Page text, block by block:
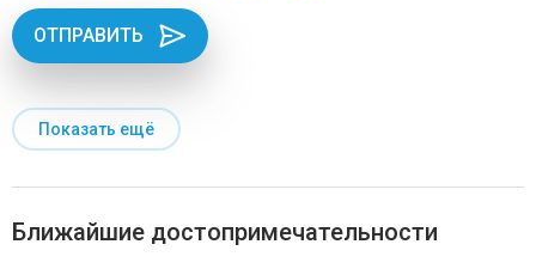
ОТПРАВИТЬ
Показать ещё
Ближайшие достопримечательности